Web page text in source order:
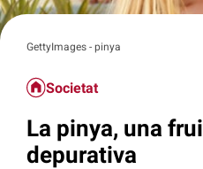
GettyImages - pinya
Societat
La pinya, una
depurativa